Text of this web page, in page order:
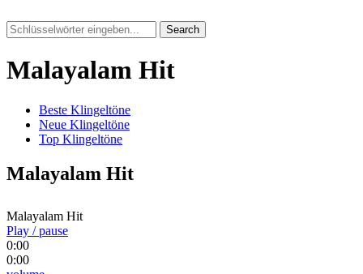
Search
Malayalam Hit
Beste Klingeltöne
Neue Klingeltöne
Top Klingeltöne
Malayalam Hit
Malayalam Hit
Play / pause
0:00
0:00